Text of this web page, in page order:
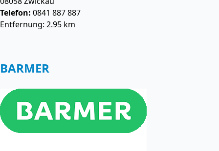
Telefon: 0841 887 887
Entfernung: 2.95 km
BARMER